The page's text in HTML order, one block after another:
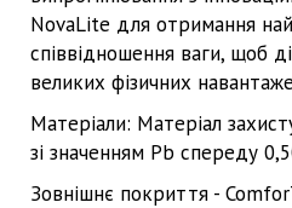
NovaLite для отримання
співвідношення ваги, щоб
великих фізичних
Матеріали: Матеріал
зі значенням Pb спереду
Зовнішнє покриття -